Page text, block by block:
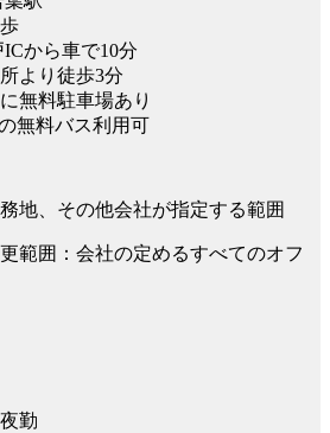
から車で10分
より徒歩3分
無料駐車場あり
無料バス利用可
地、その他会社が指定する範囲
範囲：会社の定めるすべてのオフ
勤